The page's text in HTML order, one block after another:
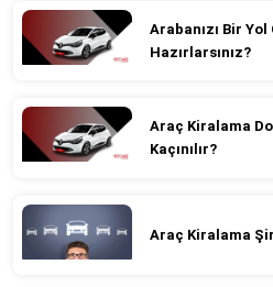
Arabanızı Bir Yol
Hazırlarsınız?
Araç Kiralama
Kaçınılır?
Araç Kiralama